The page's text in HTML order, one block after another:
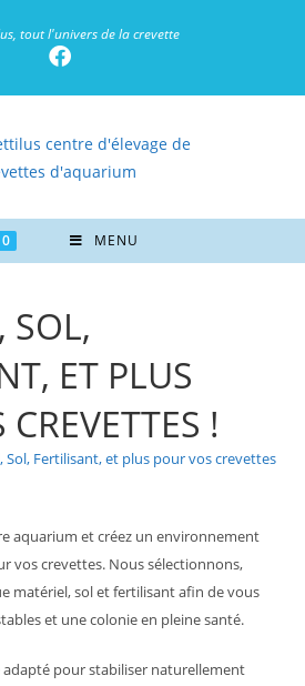
tout l'univers de la crevette
0 MENU
SOL,
ET PLUS
!
Sol, Fertilisant, et plus pour vos crevettes !
aquarium et créez un environnement
vos crevettes. Nous sélectionnons,
matériel, sol et fertilisant afin de vous
et une colonie en pleine santé.
pour stabiliser naturellement